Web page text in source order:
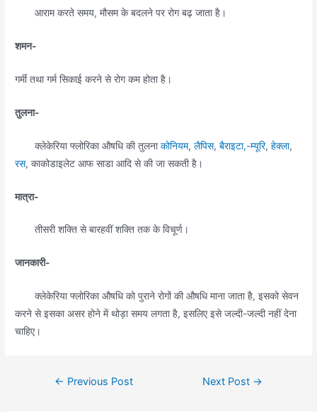
आराम करते समय, मौसम के बदलने पर रोग बढ़ जाता है।
शमन-
गर्मी तथा गर्म सिकाई करने से रोग कम होता है।
तुलना-
क्लेकेरिया फ्लोरिका औषधि की तुलनाकोनियम,लैपिस,बैराइटा,-म्यूरि,हेक्ला,
रस, काकोडाइलेट आफ साडा आदि से की जा सकती है।
मात्रा-
तीसरी शक्ति से बारहवीं शक्ति तक के विचूर्ण।
जानकारी-
क्लेकेरिया फ्लोरिका औषधि को पुराने रोगों की औषधि माना जाता है, इसको सेवन
करने से इसका असर होने में थोड़ा समय लगता है, इसलिए इसे जल्दी-जल्दी नहीं देना
चाहिए।
Post← Previous Post Next Post →